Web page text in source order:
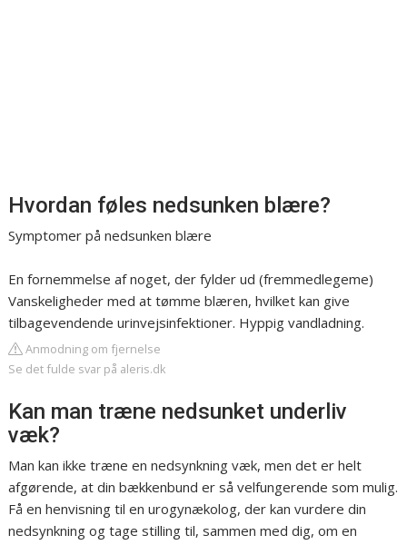
Hvordan føles nedsunken blære?
Symptomer på nedsunken blære
En fornemmelse af noget, der fylder ud (fremmedlegeme)
Vanskeligheder med at tømme blæren, hvilket kan give
tilbagevendende urinvejsinfektioner. Hyppig vandladning.
Anmodning om fjernelse
Se det fulde svar på aleris.dk
Kan man træne nedsunket underliv
væk?
Man kan ikke træne en nedsynkning væk, men det er helt
afgørende, at din bækkenbund er så velfungerende som mulig.
Få en henvisning til en urogynækolog, der kan vurdere din
nedsynkning og tage stilling til, sammen med dig, om en